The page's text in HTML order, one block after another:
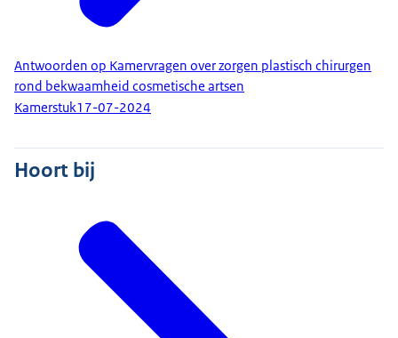
Antwoorden op Kamervragen over zorgen plastisch chirurgen
rond bekwaamheid cosmetische artsen
Kamerstuk17-07-2024
Hoort bij